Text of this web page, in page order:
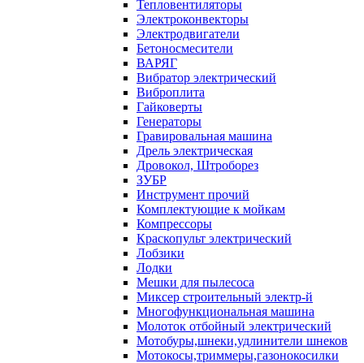
Тепловентиляторы
Электроконвекторы
Электродвигатели
Бетоносмесители
ВАРЯГ
Вибратор электрический
Виброплита
Гайковерты
Генераторы
Гравировальная машина
Дрель электрическая
Дровокол, Штроборез
ЗУБР
Инструмент прочий
Комплектующие к мойкам
Компрессоры
Краскопульт электрический
Лобзики
Лодки
Мешки для пылесоса
Миксер строительный электр-й
Многофункциональная машина
Молоток отбойный электрический
Мотобуры,шнеки,удлинители шнеков
Мотокосы,триммеры,газонокосилки